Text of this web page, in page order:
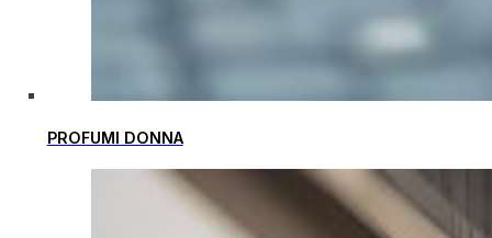
PROFUMI DONNA